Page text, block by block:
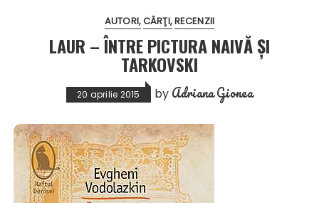
AUTORI CĂRŢI RECENZII
LAUR – ÎNTRE PICTURA NAIVĂ ȘI
TARKOVSKI
20 aprilie 2015 by Adriana Gionea